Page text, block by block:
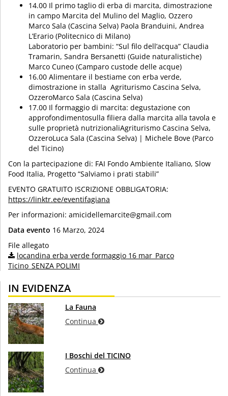
14.00 Il primo taglio di erba di marcita, dimostrazione
in campo Marcita del Mulino del Maglio, Ozzero
Marco Sala (Cascina Selva) Paola Branduini, Andrea
L’Erario (Politecnico di Milano)
Laboratorio per bambini: “Sul filo dell’acqua” Claudia
Tramarin, Sandra Bersanetti (Guide naturalistiche)
Marco Cuneo (Camparo custode delle acque)
16.00 Alimentare il bestiame con erba verde,
dimostrazione in stalla Agriturismo Cascina Selva,
OzzeroMarco Sala (Cascina Selva)
17.00 Il formaggio di marcita: degustazione con
approfondimentosulla filiera dalla marcita alla tavola e
sulle proprietà nutrizionaliAgriturismo Cascina Selva,
OzzeroLuca Sala (Cascina Selva) | Michele Bove (Parco
del Ticino)
Con la partecipazione di: FAI Fondo Ambiente Italiano, Slow
Food Italia, Progetto “Salviamo i prati stabili”
EVENTO GRATUITO ISCRIZIONE OBBLIGATORIA:
https://linktr.ee/eventifagiana
Per informazioni: amicidellemarcite@gmail.com
Data evento 16 Marzo, 2024
File allegato
locandina erba verde formaggio 16 mar_Parco
Ticino_SENZA POLIMI
IN EVIDENZA
La Fauna
Continua
I Boschi del TICINO
Continua